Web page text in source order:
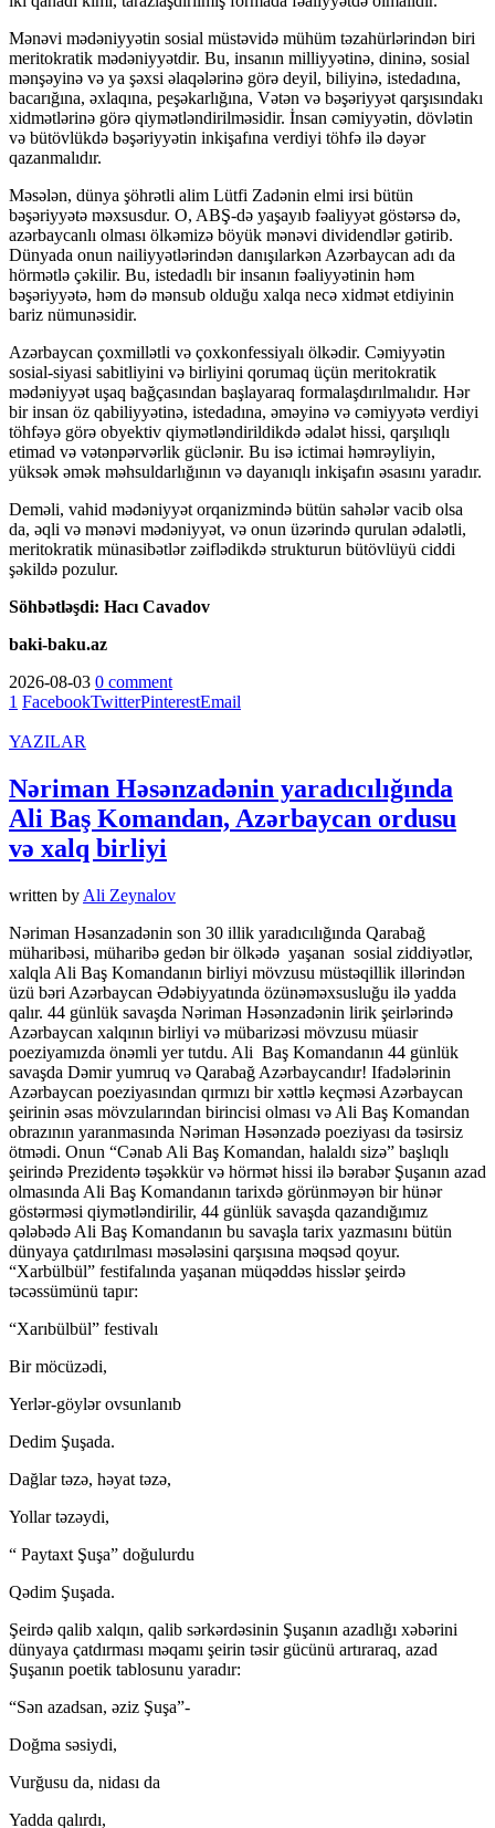
Mənəvi mədəniyyətin sosial müstəvidə mühüm təzahürlərindən biri
meritokratik mədəniyyətdir. Bu, insanın milliyyətinə, dininə, sosial
mənşəyinə və ya şəxsi əlaqələrinə görə deyil, biliyinə, istedadına,
bacarığına, əxlaqına, peşəkarlığına, Vətən və bəşəriyyət qarşısındakı
xidmətlərinə görə qiymətləndirilməsidir. İnsan cəmiyyətin, dövlətin
və bütövlükdə bəşəriyyətin inkişafına verdiyi töhfə ilə dəyər
qazanmalıdır.
Məsələn, dünya şöhrətli alim Lütfi Zadənin elmi irsi bütün
bəşəriyyətə məxsusdur. O, ABŞ-də yaşayıb fəaliyyət göstərsə də,
azərbaycanlı olması ölkəmizə böyük mənəvi dividendlər gətirib.
Dünyada onun nailiyyətlərindən danışılarkən Azərbaycan adı da
hörmətlə çəkilir. Bu, istedadlı bir insanın fəaliyyətinin həm
bəşəriyyətə, həm də mənsub olduğu xalqa necə xidmət etdiyinin
bariz nümunəsidir.
Azərbaycan çoxmillətli və çoxkonfessiyalı ölkədir. Cəmiyyətin
sosial-siyasi sabitliyini və birliyini qorumaq üçün meritokratik
mədəniyyət uşaq bağçasından başlayaraq formalaşdırılmalıdır. Hər
bir insan öz qabiliyyətinə, istedadına, əməyinə və cəmiyyətə verdiyi
töhfəyə görə obyektiv qiymətləndirildikdə ədalət hissi, qarşılıqlı
etimad və vətənpərvərlik güclənir. Bu isə ictimai həmrəyliyin,
yüksək əmək məhsuldarlığının və dayanıqlı inkişafın əsasını yaradır.
Deməli, vahid mədəniyyət orqanizmində bütün sahələr vacib olsa
da, əqli və mənəvi mədəniyyət, və onun üzərində qurulan ədalətli,
meritokratik münasibətlər zəiflədikdə strukturun bütövlüyü ciddi
şəkildə pozulur.
Söhbətləşdi: Hacı Cavadov
baki-baku.az
2026-08-03 0 comment
1 FacebookTwitterPinterestEmail
YAZILAR
Nəriman Həsənzadənin yaradıcılığında
Ali Baş Komandan, Azərbaycan ordusu
və xalq birliyi
written by Ali Zeynalov
Nəriman Həsanzadənin son 30 illik yaradıcılığında Qarabağ
müharibəsi, müharibə gedən bir ölkədə yaşanan sosial ziddiyətlər,
xalqla Ali Baş Komandanın birliyi mövzusu müstəqillik illərindən
üzü bəri Azərbaycan Ədəbiyyatında özünəməxsusluğu ilə yadda
qalır. 44 günlük savaşda Nəriman Həsənzadənin lirik şeirlərində
Azərbaycan xalqının birliyi və mübarizəsi mövzusu müasir
poeziyamızda önəmli yer tutdu. Ali Baş Komandanın 44 günlük
savaşda Dəmir yumruq və Qarabağ Azərbaycandır! Ifadələrinin
Azərbaycan poeziyasından qırmızı bir xəttlə keçməsi Azərbaycan
şeirinin əsas mövzularından birincisi olması və Ali Baş Komandan
obrazının yaranmasında Nəriman Həsənzadə poeziyası da təsirsiz
ötmədi. Onun “Cənab Ali Baş Komandan, halaldı sizə” başlıqlı
şeirində Prezidentə təşəkkür və hörmət hissi ilə bərabər Şuşanın azad
olmasında Ali Baş Komandanın tarixdə görünməyən bir hünər
göstərməsi qiymətləndirilir, 44 günlük savaşda qazandığımız
qələbədə Ali Baş Komandanın bu savaşla tarix yazmasını bütün
dünyaya çatdırılması məsələsini qarşısına məqsəd qoyur.
“Xarbülbül” festifalında yaşanan müqəddəs hisslər şeirdə
təcəssümünü tapır:
“Xarıbülbül” festivalı
Bir möcüzədi,
Yerlər-göylər ovsunlanıb
Dedim Şuşada.
Dağlar təzə, həyat təzə,
Yollar təzəydi,
“ Paytaxt Şuşa” doğulurdu
Qədim Şuşada.
Şeirdə qalib xalqın, qalib sərkərdəsinin Şuşanın azadlığı xəbərini
dünyaya çatdırması məqamı şeirin təsir gücünü artıraraq, azad
Şuşanın poetik tablosunu yaradır:
“Sən azadsan, əziz Şuşa”-
Doğma səsiydi,
Vurğusu da, nidası da
Yadda qalırdı,